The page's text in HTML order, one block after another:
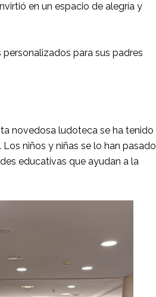
en un espacio de alegría y
para sus padres
novedosa ludoteca se ha tenido
niños y niñas se lo han pasado
educativas que ayudan a la